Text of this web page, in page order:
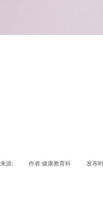
来源: 作者:健康教育科 发布